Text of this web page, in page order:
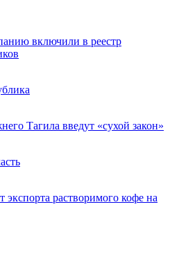
включили в реестр
Тагила введут «сухой закон»
экспорта растворимого кофе на